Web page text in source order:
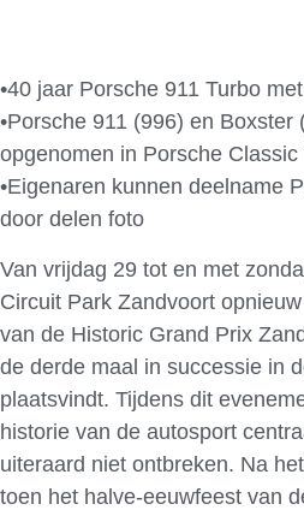
•40 jaar Porsche 911 Turbo
•Porsche 911 (996) en Boxster
opgenomen in Porsche Classic
•Eigenaren kunnen deelname
door delen foto
Van vrijdag 29 tot en met
Circuit Park Zandvoort
van de Historic Grand Prix
de derde maal in successie in
plaatsvindt. Tijdens dit
historie van de autosport
uiteraard niet ontbreken. Na
toen het halve-eeuwfeest van